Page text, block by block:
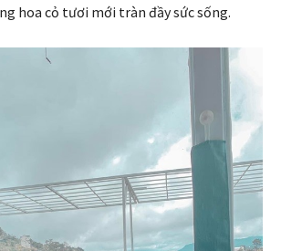
hoa cỏ tươi mới tràn đầy sức sống.